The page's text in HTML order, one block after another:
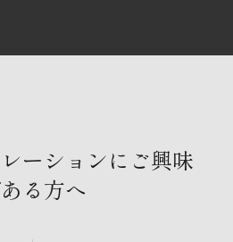
ーションにご興味
る方へ